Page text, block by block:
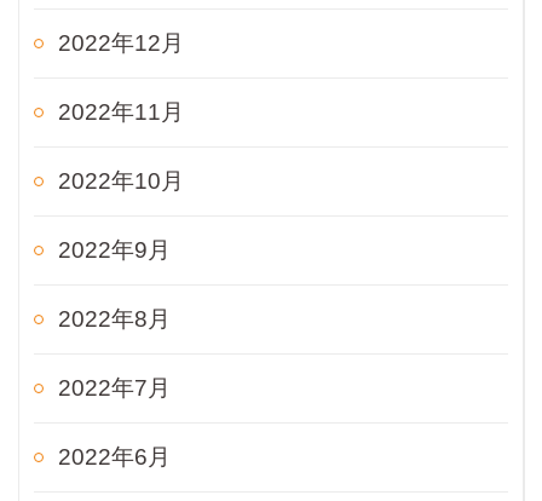
2022年12月
2022年11月
2022年10月
2022年9月
2022年8月
2022年7月
2022年6月